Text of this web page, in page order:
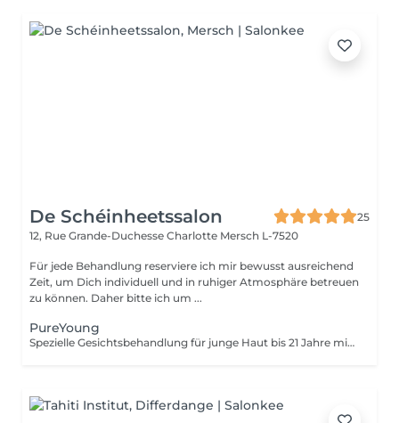
De Schéinheetssalon
25
12, Rue Grande-Duchesse Charlotte Mersch L-7520
Für jede Behandlung reserviere ich mir bewusst ausreichend
Zeit, um Dich individuell und in ruhiger Atmosphäre betreuen
zu können. Daher bitte ich um ...
PureYoung
Spezielle Gesichtsbehandlung für junge Haut bis 21 Jahre mit Fokus auf gründliche Ausreinigung und Hautklärung.